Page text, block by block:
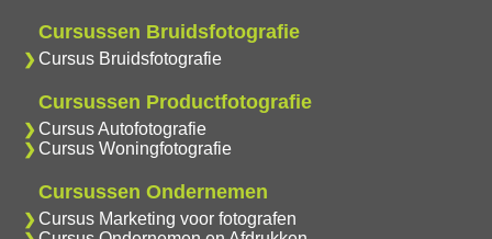
Cursussen Bruidsfotografie
Cursus Bruidsfotografie
Cursussen Productfotografie
Cursus Autofotografie
Cursus Woningfotografie
Cursussen Ondernemen
Cursus Marketing voor fotografen